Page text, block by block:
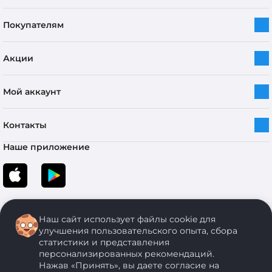
Покупателям
Акции
Мой аккаунт
Контакты
Наше приложение
Copyright © 2005-2026 ОДО “ЭКОНОМСТРОЙ”. Все права защищены.
Наш сайт использует файлы cookie для
улучшения пользовательского опыта, сбора
статистики и представления
персонализированных рекомендаций.
Нажав «Принять», вы даете согласие на